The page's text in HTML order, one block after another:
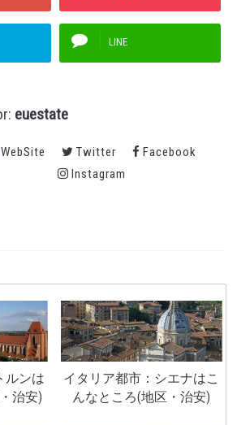
LINE
euestate
WebSite Twitter
Facebook
Instagram
ルンは
治安)
イタリア都市：シエナはこ
んなところ(地区・治安)